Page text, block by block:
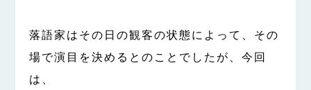
落語家はその日の観客の状態によって、その
場で演目を決めるとのことでしたが、今回
は、